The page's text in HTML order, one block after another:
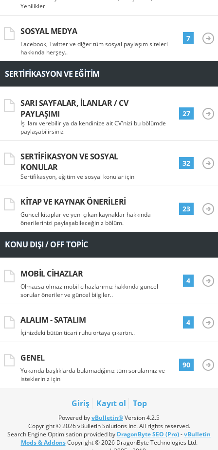
Yenilikler
SOSYAL MEDYA
Facebook, Twitter ve diğer tüm sosyal paylaşım siteleri
hakkında herşey..
7
SERTIFIKASYON VE EĞITIM
SARI SAYFALAR, İLANLAR / CV
PAYLAŞIMI
İş ilanı verebilir ya da kendinize ait CV'nizi bu bölümde
paylaşabilirsiniz
27
SERTIFIKASYON VE SOSYAL
KONULAR
Sertifikasyon, eğitim ve sosyal konular için
32
KITAP VE KAYNAK ÖNERILERI
Güncel kitaplar ve yeni çıkan kaynaklar hakkında
önerilerinizi paylaşabileceğiniz bölüm.
23
KONU DIŞI / OFF TOPIC
MOBIL CIHAZLAR
Olmazsa olmaz mobil cihazlarımız hakkında güncel
sorular öneriler ve güncel bilgiler..
4
ALALIM - SATALIM
İçinizdeki bütün ticari ruhu ortaya çıkartın..
4
GENEL
Yukarıda başlıklarda bulamadığınız tüm sorularınız ve
istekleriniz için
90
Giriş Kayıt ol Top
Powered byvBulletin®Version 4.2.5
Copyright © 2026 vBulletin Solutions Inc. All rights reserved.
Search Engine Optimisation provided by DragonByte SEO (Pro)-vBulletin
Mods & AddonsCopyright © 2026 DragonByte Technologies Ltd.